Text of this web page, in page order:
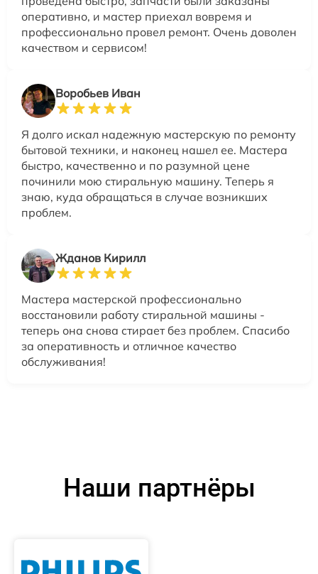
оперативно, и мастер приехал вовремя и
профессионально провел ремонт. Очень доволен
качеством и сервисом!
Воробьев Иван
Я долго искал надежную мастерскую по ремонту
бытовой техники, и наконец нашел ее. Мастера
быстро, качественно и по разумной цене
починили мою стиральную машину. Теперь я
знаю, куда обращаться в случае возникших
проблем.
Жданов Кирилл
Мастера мастерской профессионально
восстановили работу стиральной машины -
теперь она снова стирает без проблем. Спасибо
за оперативность и отличное качество
обслуживания!
Наши партнёры